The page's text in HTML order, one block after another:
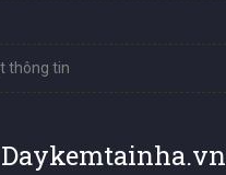
thông tin